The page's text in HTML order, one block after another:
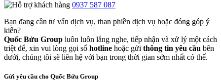
0937 587 087
Bạn đang cần tư vấn dịch vụ, than phiền dịch vụ hoặc đóng góp ý
kiến?
Quốc Bửu Group luôn luôn lắng nghe, tiếp nhận và xử lý một cách
triệt để, xin vui lòng gọi số hotline hoặc gửi thông tin yêu cầu bên
dưới, chúng tôi sẽ liên hệ với bạn trong thời gian sớm nhất có thể.
Gửi yêu cầu cho Quốc Bửu Group